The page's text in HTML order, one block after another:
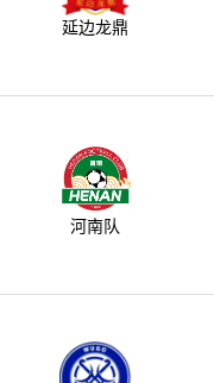
延边龙鼎
河南队